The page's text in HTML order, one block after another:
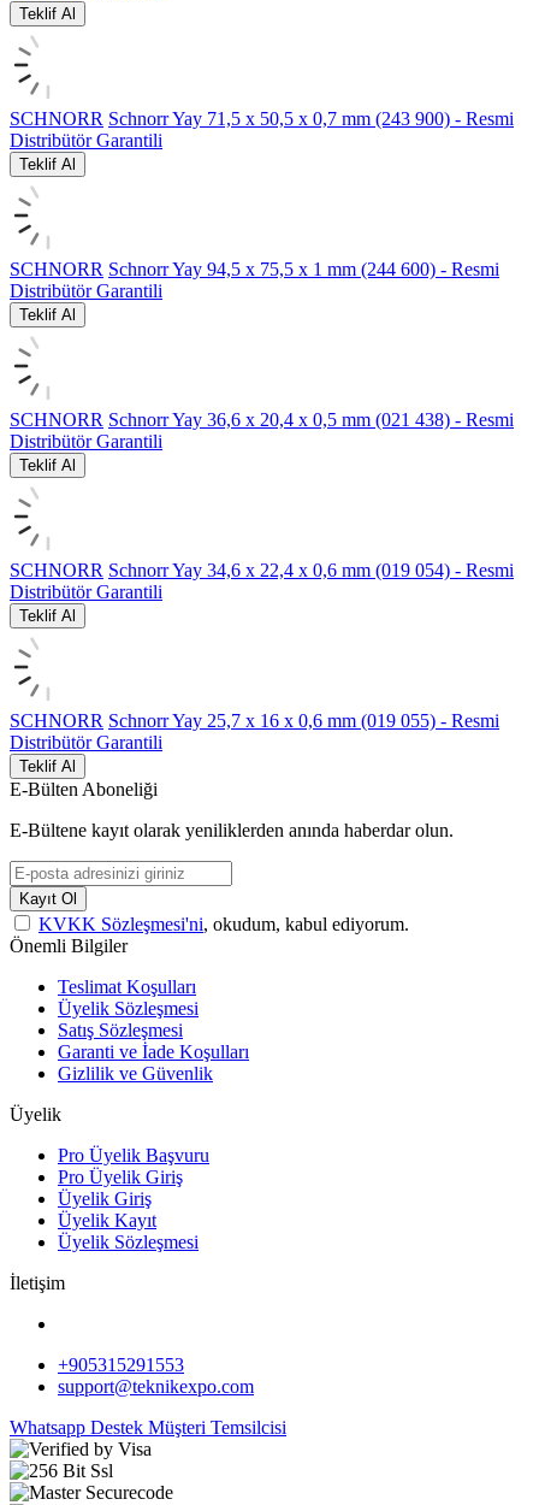
Teklif Al
SCHNORR Schnorr Yay 71,5 x 50,5 x 0,7 mm (243 900) - Resmi
Distribütör Garantili
Teklif Al
SCHNORR Schnorr Yay 94,5 x 75,5 x 1 mm (244 600) - Resmi
Distribütör Garantili
Teklif Al
SCHNORR Schnorr Yay 36,6 x 20,4 x 0,5 mm (021 438) - Resmi
Distribütör Garantili
Teklif Al
SCHNORR Schnorr Yay 34,6 x 22,4 x 0,6 mm (019 054) - Resmi
Distribütör Garantili
Teklif Al
SCHNORR Schnorr Yay 25,7 x 16 x 0,6 mm (019 055) - Resmi
Distribütör Garantili
Teklif Al
E-Bülten Aboneliği
E-Bültene kayıt olarak yeniliklerden anında haberdar olun.
Kayıt Ol
KVKK Sözleşmesi'ni, okudum, kabul ediyorum.
Önemli Bilgiler
Teslimat Koşulları
Üyelik Sözleşmesi
Satış Sözleşmesi
Garanti ve İade Koşulları
Gizlilik ve Güvenlik
Üyelik
Pro Üyelik Başvuru
Pro Üyelik Giriş
Üyelik Giriş
Üyelik Kayıt
Üyelik Sözleşmesi
İletişim
+905315291553
support@teknikexpo.com
Whatsapp Destek Müşteri Temsilcisi